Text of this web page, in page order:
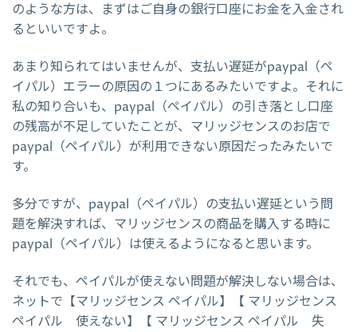
のような方は、まずはご自身の銀行口座にお金を入金され
るといいですよ。
あまり知られてはいませんが、支払い遅延がpaypal（ペ
イパル）エラーの原因の１つにあるみたいですよ。それに
私の知り合いも、paypal（ペイパル）の引き落とし口座
の残高が不足していたことが、マリッジセンスのお店で
paypal（ペイパル）が利用できない原因だったみたいで
す。
多分ですが、paypal（ペイパル）の支払い遅延という問
題を解決すれば、マリッジセンスの商品を購入する時に
paypal（ペイパル）は使えるようになると思います。
それでも、ペイパルが使えない問題が解決しない場合は、
ネットで【マリッジセンス ペイパル】【 マリッジセンス
ペイパル 使えない】【 マリッジセンス ペイパル 失